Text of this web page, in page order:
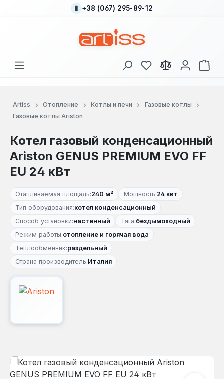
Перейти к основному содержанию
+38 (067) 295-89-12
У вас есть товары
В
Artiss Отопление Котлы и печи
Газовые котлы
Газовые котлы Ariston
Котел газовый конденсационный
Ariston GENUS PREMIUM EVO FF
EU 24 кВт
Отапливаемая площадь:240 м² Мощность:24 квт
Тип оборудования:котел конденсационный
Способ установки:настенный Тяга:бездымоходный
Режим работы:отопление и горячая вода
Теплообменник:раздельный
Страна производитель:Италия
Пропустить галерею изображений